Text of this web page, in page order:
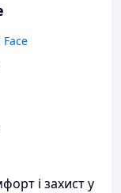
і захист у